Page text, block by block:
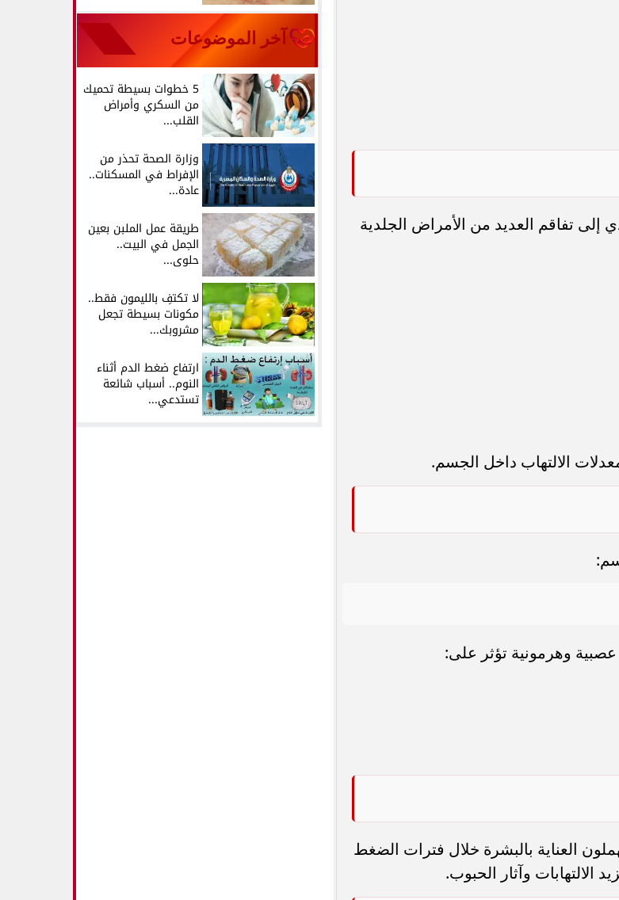
إلى تفاقم العديد من الأمراض الجلدية
الالتهاب داخل الجسم.
وهرمونية تؤثر على:
العناية بالبشرة خلال فترات الضغط
الالتهابات وآثار الحبوب.
آخر الموضوعات
5 خطوات بسيطة تحميك
من السكري وأمراض
القلب...
وزارة الصحة تحذر من
الإفراط في المسكنات..
عادة...
طريقة عمل الملبن بعين
الجمل في البيت..
حلوى...
لا تكتفِ بالليمون فقط..
مكونات بسيطة تجعل
مشروبك...
ارتفاع ضغط الدم أثناء
النوم.. أسباب شائعة
تستدعي...